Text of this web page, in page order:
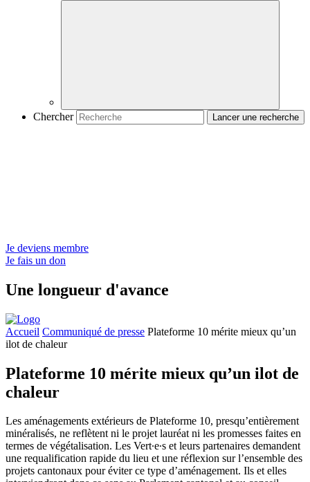
Chercher
Je deviens membre
Je fais un don
Une longueur d'avance
Accueil Communiqué de presse Plateforme 10 mérite mieux qu’un
ilot de chaleur
Plateforme 10 mérite mieux qu’un ilot de
chaleur
Les aménagements extérieurs de Plateforme 10, presqu’entièrement
minéralisés, ne reflètent ni le projet lauréat ni les promesses faites en
termes de végétalisation. Les Vert∙e∙s et leurs partenaires demandent
une requalification rapide du lieu et une réflexion sur l’ensemble des
projets cantonaux pour éviter ce type d’aménagement. Ils et elles